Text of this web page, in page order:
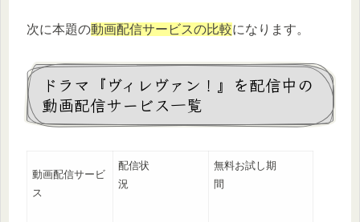
次に本題の動画配信サービスの比較になります。
ドラマ『ヴィレヴァン！』を配信中の
動画配信サービス一覧
動画配信サービ
ス
配信状
況
無料お試し期
間